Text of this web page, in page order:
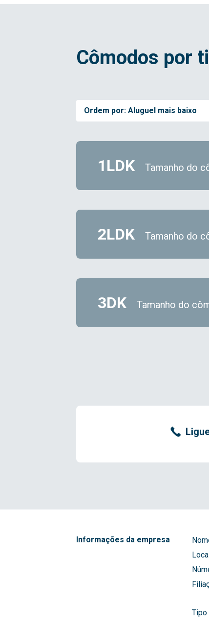
Cômodos por
Ordem por: Aluguel mais baixo
1LDK Tamanho do
2LDK Tamanho do
3DK Tamanho do
Informações da empresa
Tipo